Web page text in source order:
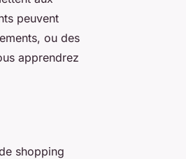
peuvent
ou des
apprendrez
shopping